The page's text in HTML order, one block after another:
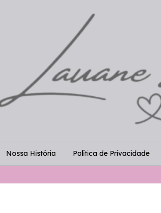
Nossa História Política de Privacidade